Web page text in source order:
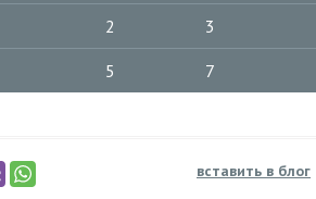
2 3
5 7
вставить в блог